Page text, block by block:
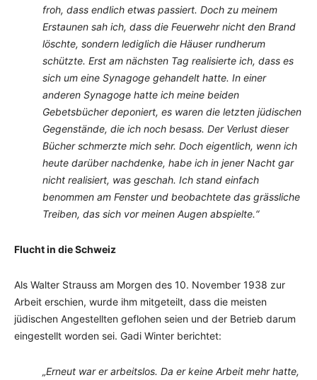
froh, dass endlich etwas passiert. Doch zu meinem
Erstaunen sah ich, dass die Feuerwehr nicht den Brand
löschte, sondern lediglich die Häuser rundherum
schützte. Erst am nächsten Tag realisierte ich, dass es
sich um eine Synagoge gehandelt hatte. In einer
anderen Synagoge hatte ich meine beiden
Gebetsbücher deponiert, es waren die letzten jüdischen
Gegenstände, die ich noch besass. Der Verlust dieser
Bücher schmerzte mich sehr. Doch eigentlich, wenn ich
heute darüber nachdenke, habe ich in jener Nacht gar
nicht realisiert, was geschah. Ich stand einfach
benommen am Fenster und beobachtete das grässliche
Treiben, das sich vor meinen Augen abspielte.“
Flucht in die Schweiz
Als Walter Strauss am Morgen des 10. November 1938 zur
Arbeit erschien, wurde ihm mitgeteilt, dass die meisten
jüdischen Angestellten geflohen seien und der Betrieb darum
eingestellt worden sei. Gadi Winter berichtet:
„Erneut war er arbeitslos. Da er keine Arbeit mehr hatte,